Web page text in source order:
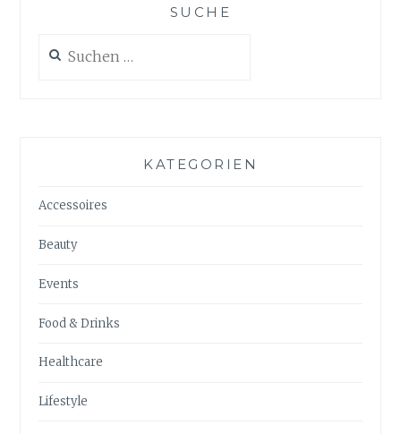
SUCHE
nach:
KATEGORIEN
Accessoires
Beauty
Events
Food & Drinks
Healthcare
Lifestyle